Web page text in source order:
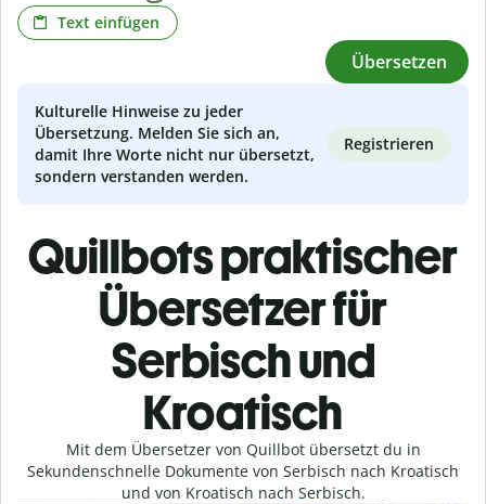
Text einfügen
Übersetzen
Kulturelle Hinweise zu jeder
Übersetzung. Melden Sie sich an,
damit Ihre Worte nicht nur übersetzt,
sondern verstanden werden.
Registrieren
Quillbots praktischer
Übersetzer für
Serbisch und
Kroatisch
Mit dem Übersetzer von Quillbot übersetzt du in
Sekundenschnelle Dokumente von Serbisch nach Kroatisch
und von Kroatisch nach Serbisch.